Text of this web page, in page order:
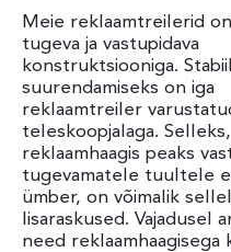
Meie reklaamtreilerid
tugeva ja vastupidava
konstruktsiooniga.
suurendamiseks on iga
reklaamtreiler
teleskoopjalaga.
reklaamhaagis peaks
tugevamatele tuultele
ümber, on võimalik
lisaraskused. Vajadusel
need reklaamhaagisega